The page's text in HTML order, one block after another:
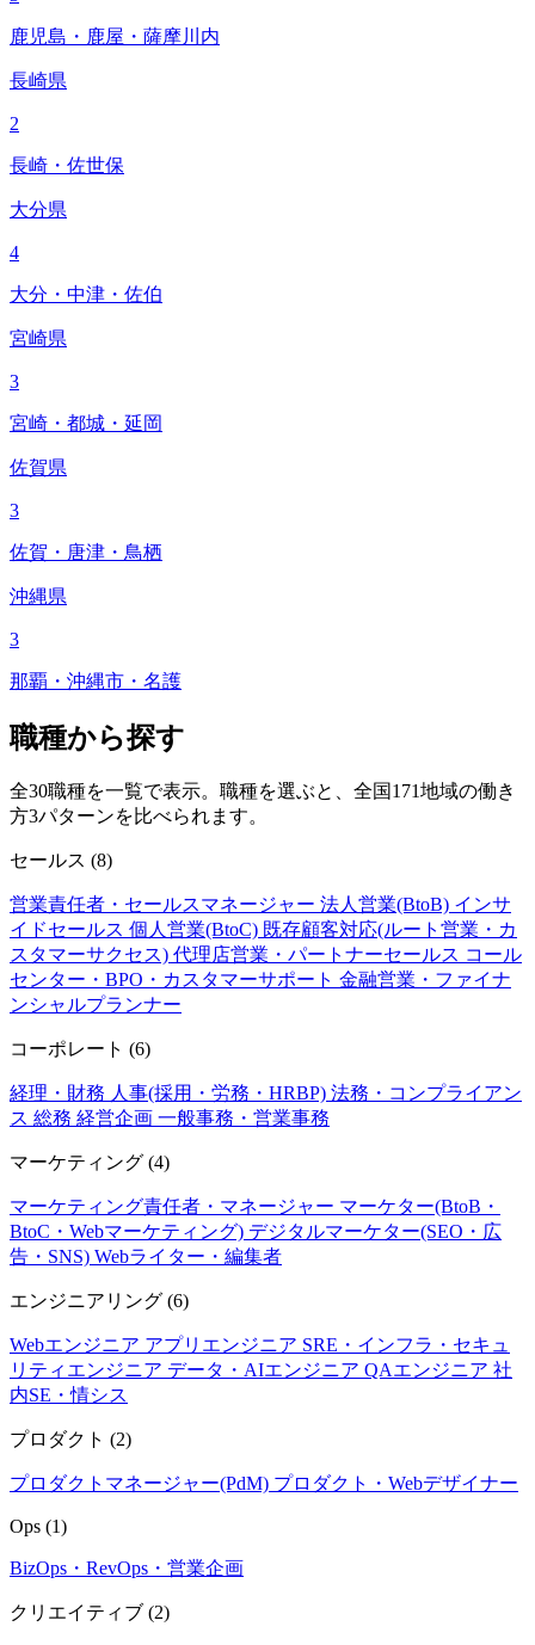
鹿児島・鹿屋・薩摩川内
長崎県
2
長崎・佐世保
大分県
4
大分・中津・佐伯
宮崎県
3
宮崎・都城・延岡
佐賀県
3
佐賀・唐津・鳥栖
沖縄県
3
那覇・沖縄市・名護
職種から探す
全30職種を一覧で表示。職種を選ぶと、全国171地域の働き
方3パターンを比べられます。
セールス (8)
営業責任者・セールスマネージャー 法人営業(BtoB) インサ
イドセールス 個人営業(BtoC) 既存顧客対応(ルート営業・カ
スタマーサクセス) 代理店営業・パートナーセールス コール
センター・BPO・カスタマーサポート 金融営業・ファイナ
ンシャルプランナー
コーポレート (6)
経理・財務 人事(採用・労務・HRBP) 法務・コンプライアン
ス 総務 経営企画 一般事務・営業事務
マーケティング (4)
マーケティング責任者・マネージャー マーケター(BtoB・
BtoC・Webマーケティング) デジタルマーケター(SEO・広
告・SNS) Webライター・編集者
エンジニアリング (6)
Webエンジニア アプリエンジニア SRE・インフラ・セキュ
リティエンジニア データ・AIエンジニア QAエンジニア 社
内SE・情シス
プロダクト (2)
プロダクトマネージャー(PdM) プロダクト・Webデザイナー
Ops (1)
BizOps・RevOps・営業企画
クリエイティブ (2)